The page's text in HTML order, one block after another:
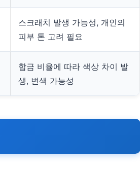
스크래치 발생 가능성, 개인의
피부 톤 고려 필요
합금 비율에 따라 색상 차이 발
생, 변색 가능성